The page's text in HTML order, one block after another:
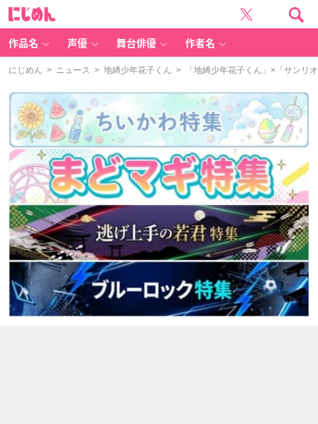
作品名 声優 舞台俳優 作者名
にじめん > ニュース > 地縛少年花子くん > 「地縛少年花子くん」×「サンリ